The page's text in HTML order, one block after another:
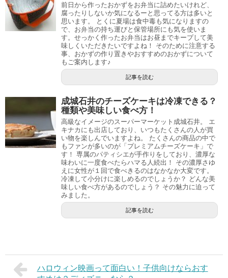
前日から作ったおかずをお弁当に詰めたいけれど、
腐ったりしないか気になるーと思ってる方は多いと
思います。 とくに夏場は食中毒も気になりますの
で、お弁当の持ち運びと保管場所にも気を使いま
す。せっかく作ったお弁当はお昼までキープして美
味しくいただきたいですよね！ そのために注意する
事、おかずの作り置きやおすすめのおかずについて
もご案内します♪
記事を読む
成城石井のチーズケーキは冷凍できる？
種類や美味しい食べ方！
高級なイメージのスーパーマーケット成城石井。 エ
キナカにも出店しており、いつもたくさんの人が買
い物を楽しんでいますよね。 たくさんの商品の中で
もファンが多いのが「プレミアムチーズケーキ」で
す！ 専属のパティシエが手作りをしており、濃厚な
味わいに一度食べたらハマる人続出！ その濃厚さゆ
えに女性が１回で食べきるのはなかなか大変です。
冷凍して小分けに楽しめるのでしょうか？ どんな美
味しい食べ方があるのでしょう？ その魅力に迫って
みました。
記事を読む
ハロウィン映画って面白い！子供向けならおす